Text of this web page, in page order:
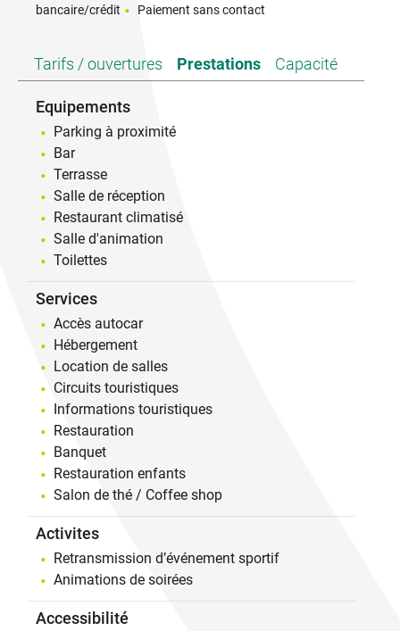
bancaire/crédit
Paiement sans contact
Tarifs / ouvertures Prestations Capacité
Equipements
Parking à proximité
Bar
Terrasse
Salle de réception
Restaurant climatisé
Salle d'animation
Toilettes
Services
Accès autocar
Hébergement
Location de salles
Circuits touristiques
Informations touristiques
Restauration
Banquet
Restauration enfants
Salon de thé / Coffee shop
Activites
Retransmission d’événement sportif
Animations de soirées
Accessibilité